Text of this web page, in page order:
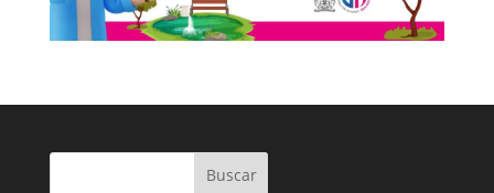
Buscar